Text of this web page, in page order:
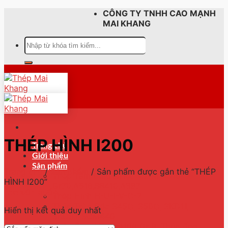
CÔNG TY TNHH CAO MẠNH
MAI KHANG
Tìm
kiếm:
Trang chủ
Giới thiệu
Sản phẩm
Thép Tấm Chịu Nhiệt ASTM A515
Thép Tròn Đặc S45C, S50C, SKD11,
SKD61, SCM440
THÉP HÌNH I200
Trang chủ / Sản phẩm / Sản phẩm được gắn thẻ “THÉP
HÌNH I200”
Hiển thị kết quả duy nhất